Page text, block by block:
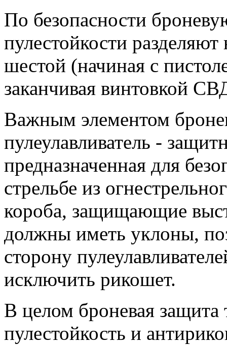
По безопасности
пулестойкости
шестой (начиная с
заканчивая винтовкой
Важным элементом
пулеулавливатель -
предназначенная для
стрельбе из
короба, защищающие
должны иметь уклоны,
сторону
исключить рикошет.
В целом броневая защита
пулестойкость и